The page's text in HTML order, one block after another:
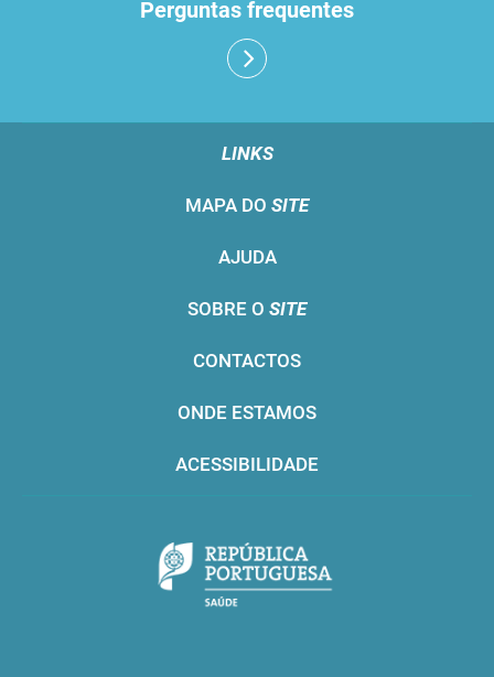
Perguntas frequentes
LINKS
MAPA DO SITE
AJUDA
SOBRE O SITE
CONTACTOS
ONDE ESTAMOS
ACESSIBILIDADE